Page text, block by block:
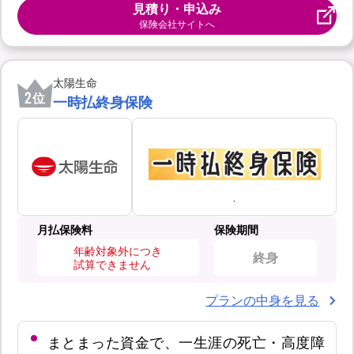
見積り・申込み
保険会社サイトへ
2位
太陽生命
一時払終身保険
月払保険料
年齢対象外につき
試算できません
保険期間
終身
プランの中身を見る
まとまった資金で、一生涯の死亡・高度障